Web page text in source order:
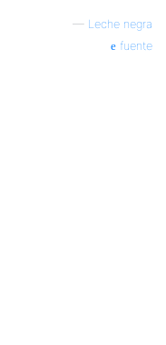
— Leche negra
fuente